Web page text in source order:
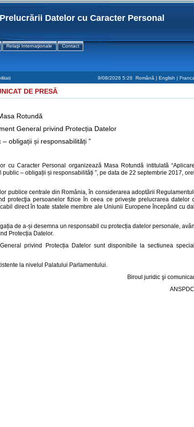
Datelor cu Caracter Personal
Relaţii Internaţionale Contact
9/08/2026 5:26 Română | English |
DE PRESĂ
Rotundă
General privind Protecția Datelor
obligații și responsabilități ”
cu Caracter Personal organizează Masa Rotundă intitulată
– obligații și responsabilități ”, pe data de 22 septembrie 2017,
publice centrale din România, în considerarea adoptării
protecţia persoanelor fizice în ceea ce privește prelucrarea datelor
direct în toate statele membre ale Uniunii Europene începând cu
de a-și desemna un responsabil cu protecția datelor personale,
Protecția Datelor.
privind Protecția Datelor sunt disponibile la sectiunea
la nivelul Palatului Parlamentului.
Biroul juridic şi